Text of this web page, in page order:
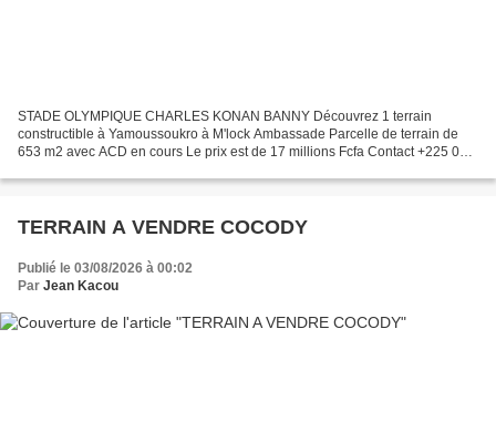
STADE OLYMPIQUE CHARLES KONAN BANNY Découvrez 1 terrain
constructible à Yamoussoukro à M'lock Ambassade Parcelle de terrain de
653 m2 avec ACD en cours Le prix est de 17 millions Fcfa Contact +225 07
TERRAIN A VENDRE COCODY
Publié le 03/08/2026 à 00:02
Par Jean Kacou